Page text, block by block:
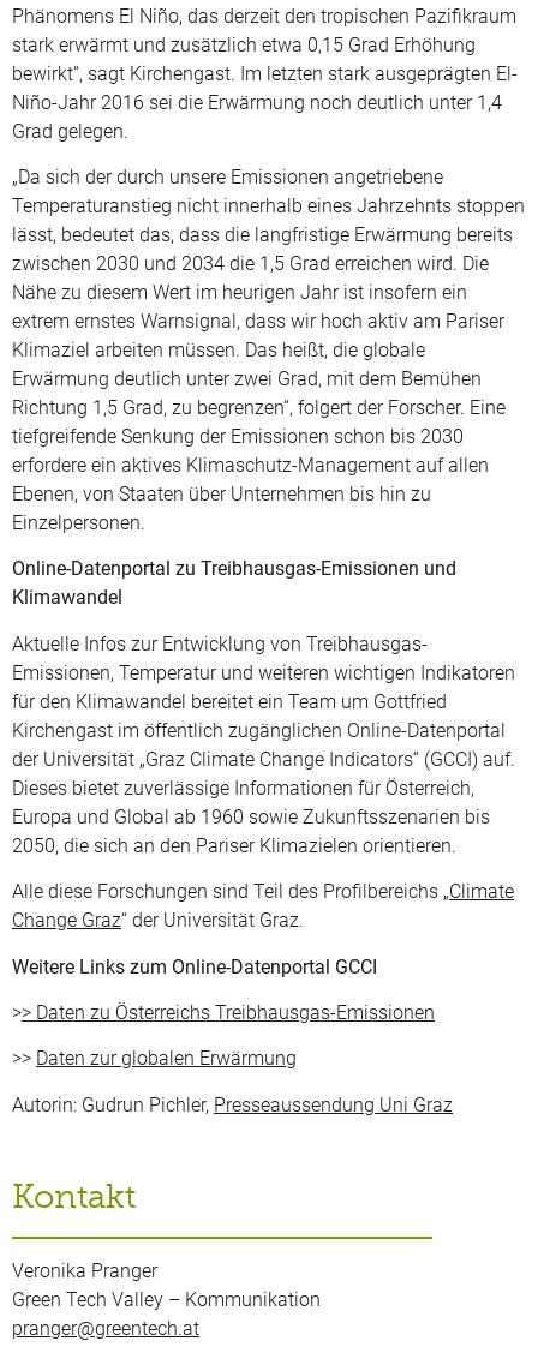
Phänomens El Niño, das derzeit den tropischen Pazifikraum
stark erwärmt und zusätzlich etwa 0,15 Grad Erhöhung
bewirkt“, sagt Kirchengast. Im letzten stark ausgeprägten El-
Niño-Jahr 2016 sei die Erwärmung noch deutlich unter 1,4
Grad gelegen.
„Da sich der durch unsere Emissionen angetriebene
Temperaturanstieg nicht innerhalb eines Jahrzehnts stoppen
lässt, bedeutet das, dass die langfristige Erwärmung bereits
zwischen 2030 und 2034 die 1,5 Grad erreichen wird. Die
Nähe zu diesem Wert im heurigen Jahr ist insofern ein
extrem ernstes Warnsignal, dass wir hoch aktiv am Pariser
Klimaziel arbeiten müssen. Das heißt, die globale
Erwärmung deutlich unter zwei Grad, mit dem Bemühen
Richtung 1,5 Grad, zu begrenzen“, folgert der Forscher. Eine
tiefgreifende Senkung der Emissionen schon bis 2030
erfordere ein aktives Klimaschutz-Management auf allen
Ebenen, von Staaten über Unternehmen bis hin zu
Einzelpersonen.
Online-Datenportal zu Treibhausgas-Emissionen und
Klimawandel
Aktuelle Infos zur Entwicklung von Treibhausgas-
Emissionen, Temperatur und weiteren wichtigen Indikatoren
für den Klimawandel bereitet ein Team um Gottfried
Kirchengast im öffentlich zugänglichen Online-Datenportal
der Universität „Graz Climate Change Indicators“ (GCCI) auf.
Dieses bietet zuverlässige Informationen für Österreich,
Europa und Global ab 1960 sowie Zukunftsszenarien bis
2050, die sich an den Pariser Klimazielen orientieren.
Alle diese Forschungen sind Teil des Profilbereichs „Climate
Change Graz“ der Universität Graz.
Weitere Links zum Online-Datenportal GCCI
>> Daten zu Österreichs Treibhausgas-Emissionen
>> Daten zur globalen Erwärmung
Autorin: Gudrun Pichler, Presseaussendung Uni Graz
Kontakt
Veronika Pranger
Green Tech Valley – Kommunikation
pranger@greentech.at